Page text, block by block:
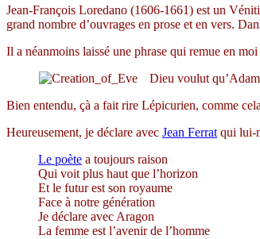
Jean-François Loredano (1606-1661) est un
grand nombre d’ouvrages en prose et en vers.
Il a néanmoins laissé une phrase qui remue en
Dieu voulut
Bien entendu, çà a fait rire Lépicurien, comme
Heureusement, je déclare avec Jean Ferrat qui lui-
Le poète a toujours raison
Qui voit plus haut que l’horizon
Et le futur est son royaume
Face à notre génération
Je déclare avec Aragon
La femme est l’avenir de l’homme